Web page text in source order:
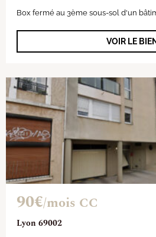
Box fermé au 3ème sous-sol d'un
VOIR LE BIEN
Lyon 69002
90€/mois CC